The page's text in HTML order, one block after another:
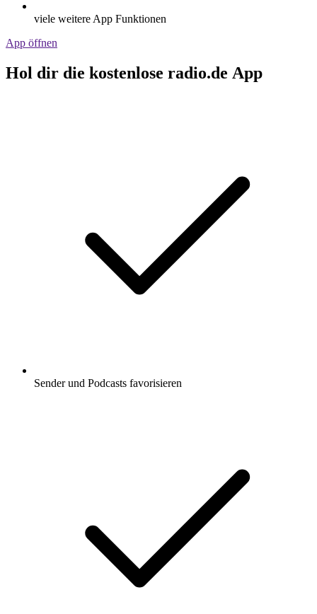
viele weitere App Funktionen
App öffnen
Hol dir die kostenlose radio.de App
Sender und Podcasts favorisieren